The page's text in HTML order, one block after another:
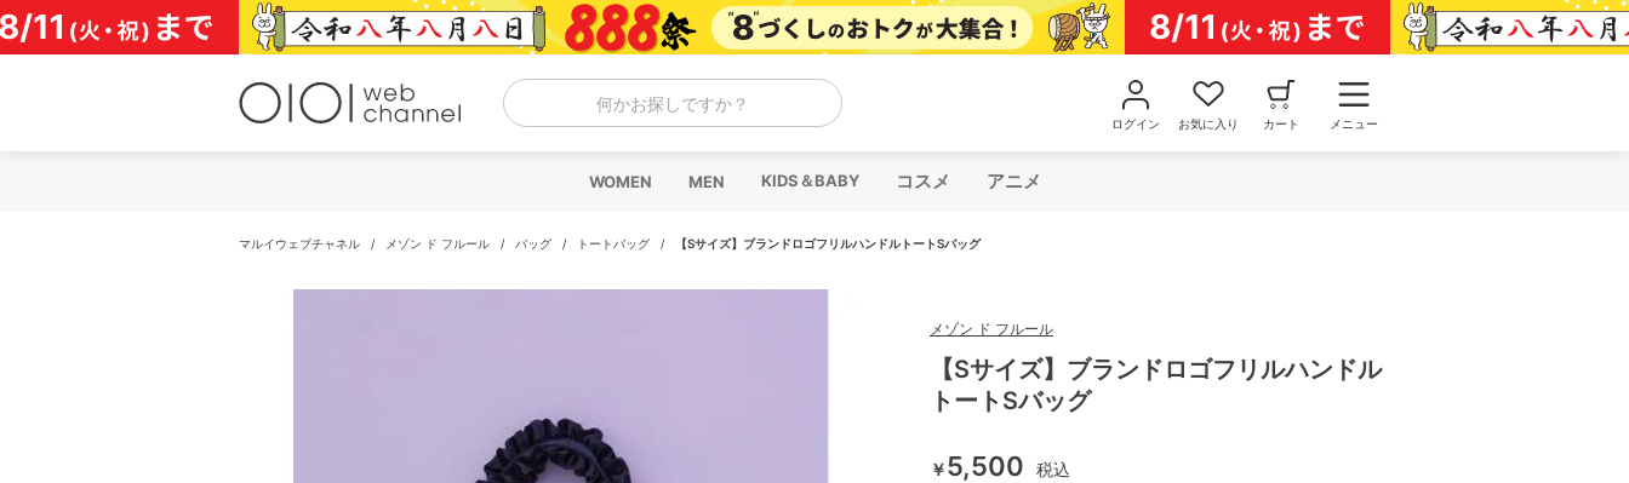
コ
ン
テ
何かお探しですか？
ログイン お気に入り カート メニュー
WOMEN MEN KIDS＆BABY コスメ アニメ
マルイウェブチャネル / メゾン ド フルール / バッグ / トートバッグ / 【Sサイズ】ブランドロゴフリルハンドルトートSバッグ
メゾン ド フルール
【Sサイズ】ブランドロゴフリルハンドル
トートSバッグ
￥5,500 税込